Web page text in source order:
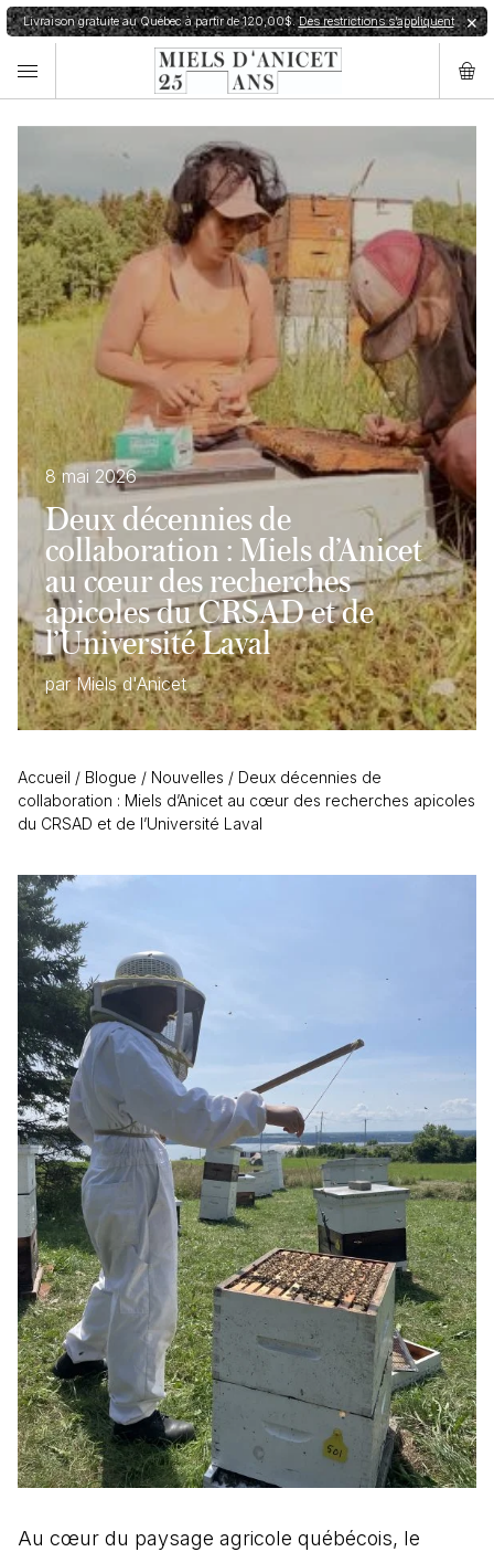
✕
Livraison gratuite au Québec à partir de 120,00$.Des restrictions s’appliquent
8 mai 2026
Deux décennies de
collaboration : Miels d’Anicet
au cœur des recherches
apicoles du CRSAD et de
l’Université Laval
par Miels d'Anicet
Accueil / Blogue / Nouvelles / Deux décennies de
collaboration : Miels d’Anicet au cœur des recherches apicoles
du CRSAD et de l’Université Laval
Au cœur du paysage agricole québécois, le